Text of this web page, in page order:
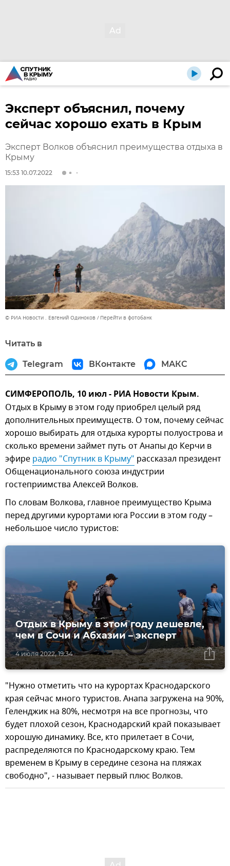
Эксперт объяснил, почему
сейчас хорошо ехать в Крым
Эксперт Волков объяснил преимущества отдыха в
Крыму
15:53 10.07.2022
© РИА Новости . Евгений Одиноков Перейти в фотобанк
Читать в
Telegram ВКонтакте МАКС
СИМФЕРОПОЛЬ, 10 июл - РИА Новости Крым.
Отдых в Крыму в этом году приобрел целый ряд
дополнительных преимуществ. О том, почему сейчас
хорошо выбирать для отдыха курорты полуострова и
сколько времени займет путь от Анапы до Керчи в
эфире радио "Спутник в Крыму" рассказал президент
Общенационального союза индустрии
гостеприимства Алексей Волков.
По словам Волкова, главное преимущество Крыма
перед другими курортами юга России в этом году –
небольшое число туристов:
4 июля 2022, 19:34
Отдых в Крыму в этом году дешевле,
чем в Сочи и Абхазии – эксперт
"Нужно отметить что на курортах Краснодарского
края сейчас много туристов. Анапа загружена на 90%,
Геленджик на 80%, несмотря на все прогнозы, что
будет плохой сезон, Краснодарский край показывает
хорошую динамику. Все, кто прилетает в Сочи,
распределяются по Краснодарскому краю. Тем
временем в Крыму в середине сезона на пляжах
свободно", - называет первый плюс Волков.